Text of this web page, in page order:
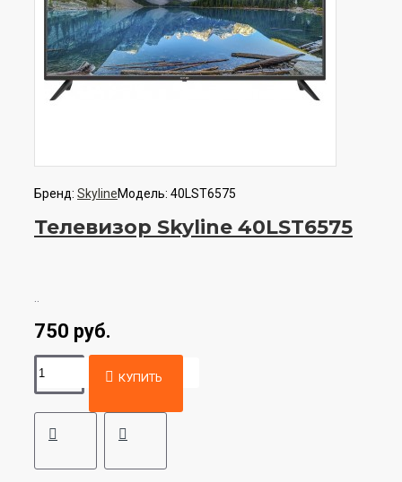
Бренд: SkylineМодель: 40LST6575
Телевизор Skyline 40LST6575
750 руб.
КУПИТЬ